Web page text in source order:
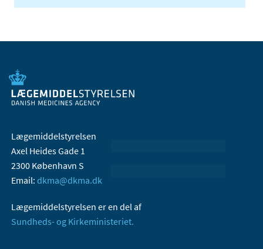
Lægemiddelstyrelsen
Axel Heides Gade 1
2300 København S
Email: dkma@dkma.dk
Lægemiddelstyrelsen er en del af
Sundheds- og Kirkeministeriet.